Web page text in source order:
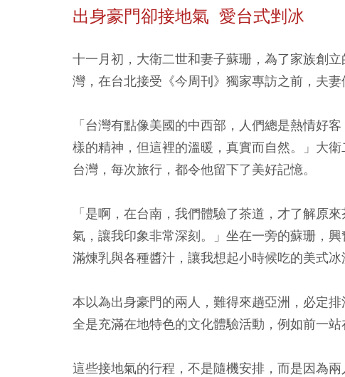
出身豪門卻接地氣 愛台式剉冰
十一月初，大衛二世和妻子蘇珊，為了家族創
灣，在台北接受《今周刊》獨家專訪之前，夫妻
「台灣有點像美國的中西部，人們總是熱情好
樣的精神，但這裡的溫暖，真實而自然。」大
台灣，每次旅行，都令他留下了美好記憶。
「是啊，在台南，我們體驗了茶道，才了解原
氣，讓我印象非常深刻。」坐在一旁的蘇珊，
滿煉乳與各種醬汁，讓我想起小時候吃的美式冰
本以為出身豪門的兩人，難得來趟亞洲，必定
全是充滿在地特色的文化體驗活動，例如前一
這些接地氣的行程，不是隨機安排，而是因為